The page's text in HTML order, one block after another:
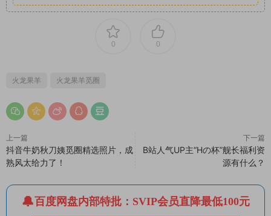
0 0
火龙果羊 火龙果羊觅圈
上一篇
抖音牛奶秋刀姨觅圈精选照片，成
熟风太给力了！
下一篇
B站人气UP主“Hの杯”舰长福利资
源有什么？
百度网盘内部特批：SVIP会员直降最低100元